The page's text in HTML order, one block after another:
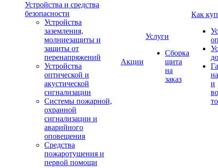
Устройства и средства
безопасности
Устройства
заземления,
молниезащиты и
защиты от
перенапряжений
Устройства
оптической и
акустической
сигнализации
Системы пожарной,
охранной
сигнализации и
аварийного
оповещения
Средства
пожаротушения и
первой помощи
Акции
Услуги
Сборка
щита
на
заказ
Как
и